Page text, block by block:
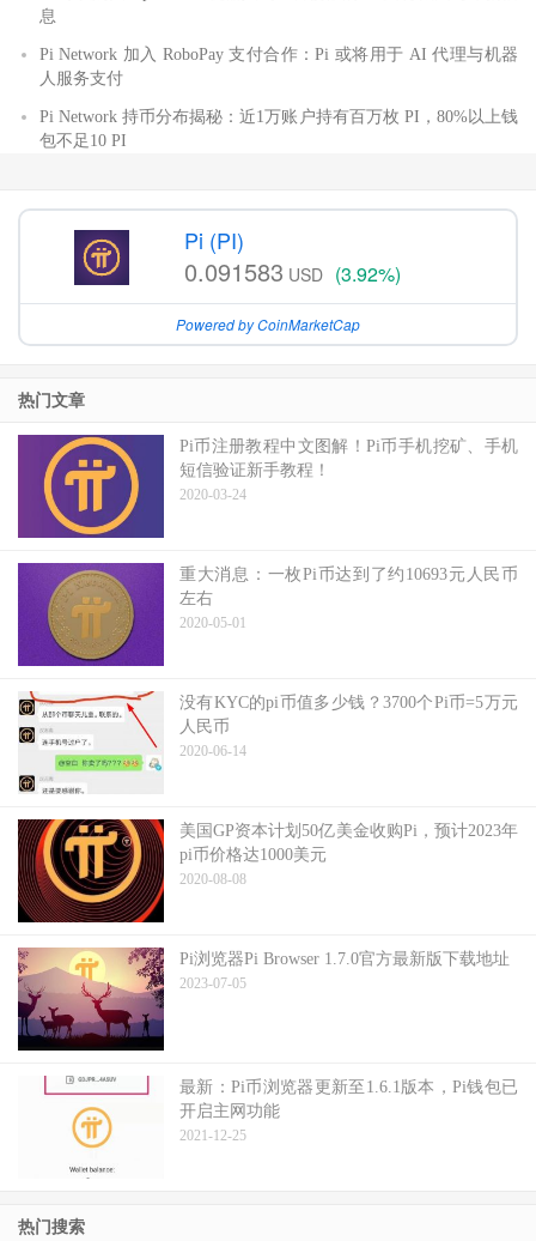
息
Pi Network 加入 RoboPay 支付合作：Pi 或将用于 AI 代理与机器
人服务支付
Pi Network 持币分布揭秘：近1万账户持有百万枚 PI，80%以上钱
包不足10 PI
Pi (PI)
0.091583 USD (3.92%)
Powered by CoinMarketCap
热门文章
Pi币注册教程中文图解！Pi币手机挖矿、手机
短信验证新手教程！
2020-03-24
重大消息：一枚Pi币达到了约10693元人民币
左右
2020-05-01
没有KYC的pi币值多少钱？3700个Pi币=5万元
人民币
2020-06-14
美国GP资本计划50亿美金收购Pi，预计2023年
pi币价格达1000美元
2020-08-08
Pi浏览器Pi Browser 1.7.0官方最新版下载地址
2023-07-05
最新：Pi币浏览器更新至1.6.1版本，Pi钱包已
开启主网功能
2021-12-25
热门搜索